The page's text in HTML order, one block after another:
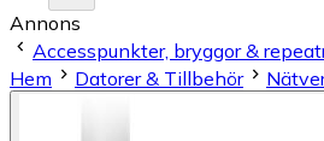
Annons
Accesspunkter, bryggor &
Hem
Datorer & Tillbehör